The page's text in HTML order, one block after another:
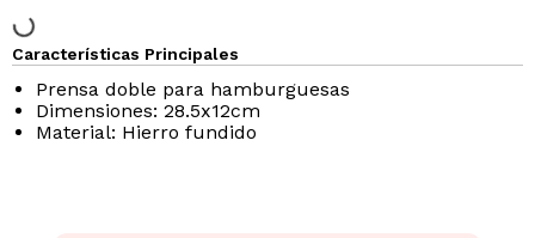
Características Principales
Prensa doble para hamburguesas
Dimensiones: 28.5x12cm
Material: Hierro fundido